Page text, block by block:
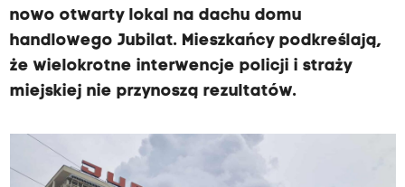
nowo otwarty lokal na dachu domu
handlowego Jubilat. Mieszkańcy podkreślają,
że wielokrotne interwencje policji i straży
miejskiej nie przynoszą rezultatów.